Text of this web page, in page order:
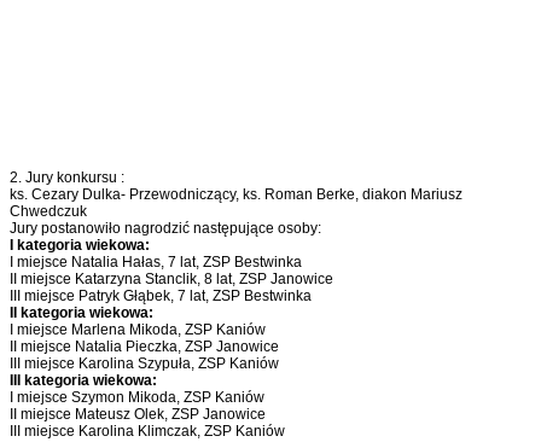
2. Jury konkursu :
ks. Cezary Dulka- Przewodniczący, ks. Roman Berke, diakon Mariusz
Chwedczuk
Jury postanowiło nagrodzić następujące osoby:
I kategoria wiekowa:
I miejsce Natalia Hałas, 7 lat, ZSP Bestwinka
II miejsce Katarzyna Stanclik, 8 lat, ZSP Janowice
III miejsce Patryk Głąbek, 7 lat, ZSP Bestwinka
II kategoria wiekowa:
I miejsce Marlena Mikoda, ZSP Kaniów
II miejsce Natalia Pieczka, ZSP Janowice
III miejsce Karolina Szypuła, ZSP Kaniów
III kategoria wiekowa:
I miejsce Szymon Mikoda, ZSP Kaniów
II miejsce Mateusz Olek, ZSP Janowice
III miejsce Karolina Klimczak, ZSP Kaniów